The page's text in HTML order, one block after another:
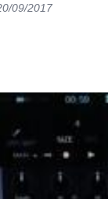
09/2017